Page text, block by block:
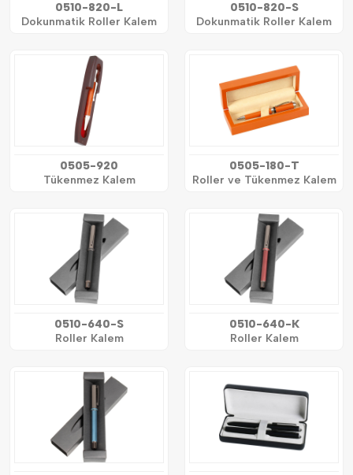
0510-820-L
Dokunmatik Roller Kalem
0510-820-S
Dokunmatik Roller Kalem
0505-920
Tükenmez Kalem
0505-180-T
Roller ve Tükenmez Kalem
0510-640-S
Roller Kalem
0510-640-K
Roller Kalem